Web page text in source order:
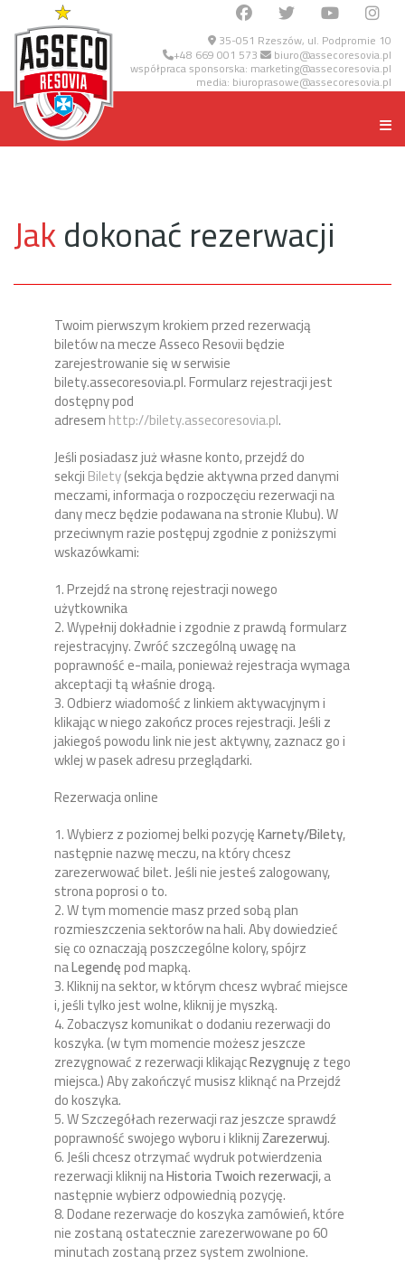
35-051 Rzeszów, ul. Podpromie 10
+48 669 001 573 biuro@assecoresovia.pl
współpraca sponsorska: marketing@assecoresovia.pl
media: biuroprasowe@assecoresovia.pl
Jakdokonać rezerwacji
Twoim pierwszym krokiem przed rezerwacją
biletów na mecze Asseco Resovii będzie
zarejestrowanie się w serwisie
bilety.assecoresovia.pl. Formularz rejestracji jest
dostępny pod
adresemhttp://bilety.assecoresovia.pl.
Jeśli posiadasz już własne konto, przejdź do
sekcjiBilety(sekcja będzie aktywna przed danymi
meczami, informacja o rozpoczęciu rezerwacji na
dany mecz będzie podawana na stronie Klubu). W
przeciwnym razie postępuj zgodnie z poniższymi
wskazówkami:
1. Przejdź na stronę rejestracji nowego
użytkownika
2. Wypełnij dokładnie i zgodnie z prawdą formularz
rejestracyjny. Zwróć szczególną uwagę na
poprawność e-maila, ponieważ rejestracja wymaga
akceptacji tą właśnie drogą.
3. Odbierz wiadomość z linkiem aktywacyjnym i
klikając w niego zakończ proces rejestracji. Jeśli z
jakiegoś powodu link nie jest aktywny, zaznacz go i
wklej w pasek adresu przeglądarki.
Rezerwacja online
1. Wybierz z poziomej belki pozycjęKarnety/Bilety,
następnie nazwę meczu, na który chcesz
zarezerwować bilet. Jeśli nie jesteś zalogowany,
strona poprosi o to.
2. W tym momencie masz przed sobą plan
rozmieszczenia sektorów na hali. Aby dowiedzieć
się co oznaczają poszczególne kolory, spójrz
naLegendępod mapką.
3. Kliknij na sektor, w którym chcesz wybrać miejsce
i, jeśli tylko jest wolne, kliknij je myszką.
4. Zobaczysz komunikat o dodaniu rezerwacji do
koszyka. (w tym momencie możesz jeszcze
zrezygnować z rezerwacji klikającRezygnujęz tego
miejsca.) Aby zakończyć musisz kliknąć na Przejdź
do koszyka.
5. W Szczegółach rezerwacji raz jeszcze sprawdź
poprawność swojego wyboru i kliknijZarezerwuj.
6. Jeśli chcesz otrzymać wydruk potwierdzenia
rezerwacji kliknij naHistoria Twoich rezerwacji, a
następnie wybierz odpowiednią pozycję.
8. Dodane rezerwacje do koszyka zamówień, które
nie zostaną ostatecznie zarezerwowane po 60
minutach zostaną przez system zwolnione.